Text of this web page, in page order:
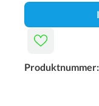
Produktnummer: